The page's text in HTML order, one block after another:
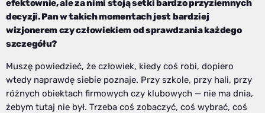
efektownie, ale za nimi stoją setki bardzo przyziemnych
decyzji. Pan w takich momentach jest bardziej
wizjonerem czy człowiekiem od sprawdzania każdego
szczegółu?
Muszę powiedzieć, że człowiek, kiedy coś robi, dopiero
wtedy naprawdę siebie poznaje. Przy szkole, przy hali, przy
różnych obiektach firmowych czy klubowych — nie ma dnia,
żebym tutaj nie był. Trzeba coś zobaczyć, coś wybrać, coś